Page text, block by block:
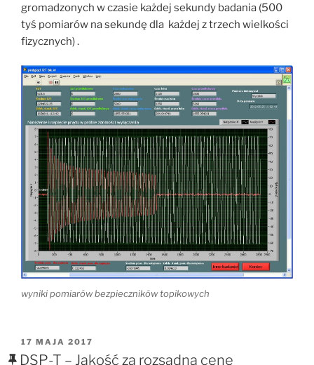
gromadzonych w czasie każdej sekundy badania (500
tyś pomiarów na sekundę dla każdej z trzech wielkości
fizycznych) .
wyniki pomiarów bezpieczników topikowych
OPUBLIKOWANE
W
17 MAJA 2017
DSP-T – Jakość za rozsądną cenę